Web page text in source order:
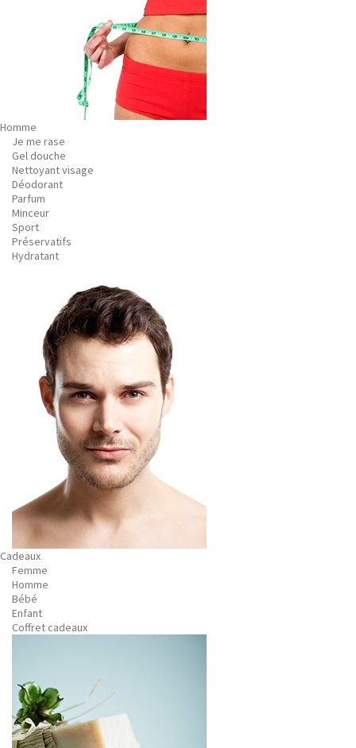
Homme
Je me rase
Gel douche
Nettoyant visage
Déodorant
Parfum
Minceur
Sport
Préservatifs
Hydratant
Cadeaux
Femme
Homme
Bébé
Enfant
Coffret cadeaux